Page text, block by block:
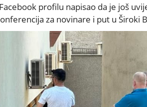
profilu napisao da je još
za novinare i put u Široki